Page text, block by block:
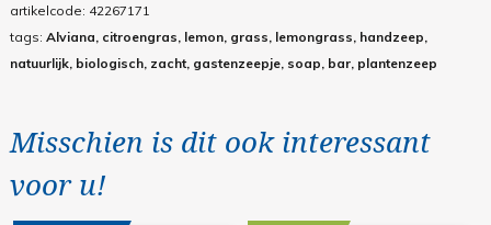
artikelcode: 42267171
tags: Alviana, citroengras, lemon, grass, lemongrass, handzeep,
natuurlijk, biologisch, zacht, gastenzeepje, soap, bar, plantenzeep
Misschien is dit ook interessant
voor u!